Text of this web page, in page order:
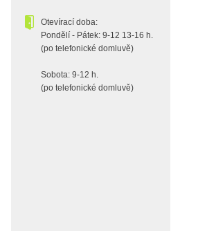
Otevírací doba:
Pondělí - Pátek: 9-12 13-16 h.
(po telefonické domluvě)
Sobota: 9-12 h.
(po telefonické domluvě)